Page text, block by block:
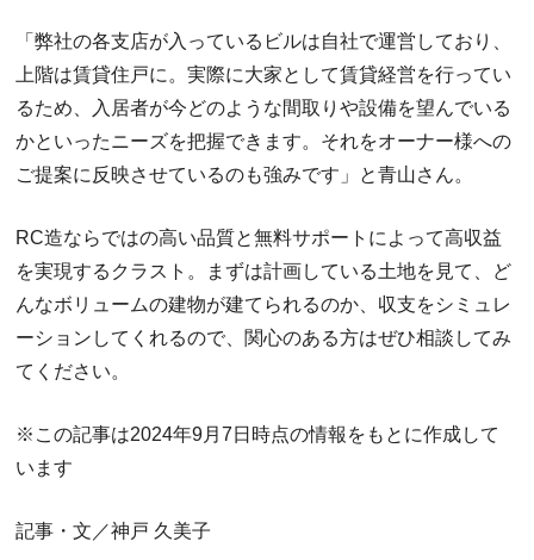
「弊社の各支店が入っているビルは自社で運営しており、
上階は賃貸住戸に。実際に大家として賃貸経営を行ってい
るため、入居者が今どのような間取りや設備を望んでいる
かといったニーズを把握できます。それをオーナー様への
ご提案に反映させているのも強みです」と青山さん。
RC造ならではの高い品質と無料サポートによって高収益
を実現するクラスト。まずは計画している土地を見て、ど
んなボリュームの建物が建てられるのか、収支をシミュレ
ーションしてくれるので、関心のある方はぜひ相談してみ
てください。
※この記事は2024年9月7日時点の情報をもとに作成して
います
記事・文／神戸 久美子